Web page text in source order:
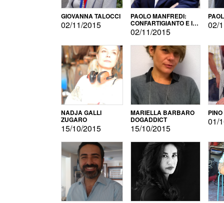
GIOVANNA TALOCCI
02/11/2015
PAOLO MANFREDI:
CONFARTIGIANTO E IL
SONDAGGIO
02/11/2015
02/
NADJA GALLI
ZUGARO
15/10/2015
MARIELLA BARBARO
DOGADDICT
15/10/2015
01/